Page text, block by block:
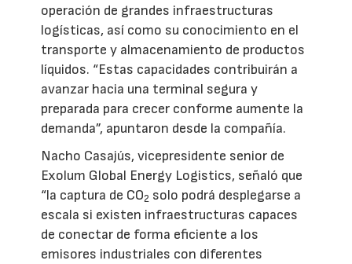
operación de grandes infraestructuras
logísticas, así como su conocimiento en el
transporte y almacenamiento de productos
líquidos. “Estas capacidades contribuirán a
avanzar hacia una terminal segura y
preparada para crecer conforme aumente la
demanda”, apuntaron desde la compañía.
Nacho Casajús, vicepresidente senior de
Exolum Global Energy Logistics, señaló que
“la captura de CO2 solo podrá desplegarse a
escala si existen infraestructuras capaces
de conectar de forma eficiente a los
emisores industriales con diferentes